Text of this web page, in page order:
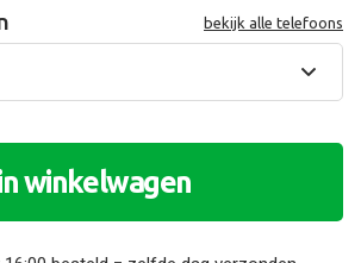
bekijk alle telefoons
winkelwagen